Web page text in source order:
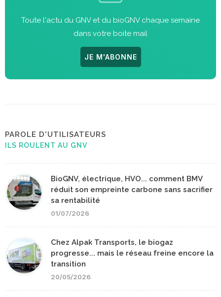
Toute l'actu du GNV et du bioGNV chaque semaine
dans votre boite mail
JE M'ABONNE
PAROLE D'UTILISATEURS
ILS ROULENT AU GNV
BioGNV, électrique, HVO... comment BMV
réduit son empreinte carbone sans sacrifier
sa rentabilité
01/07/2026
Chez Alpak Transports, le biogaz
progresse... mais le réseau freine encore la
transition
20/05/2026